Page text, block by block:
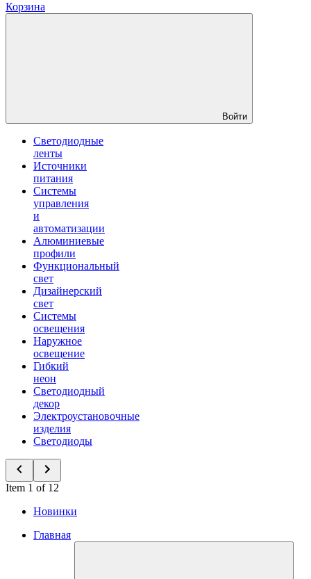
Корзина
Войти
Светодиодные
ленты
Источники
питания
Системы
управления
и
автоматизации
Алюминиевые
профили
Функциональный
свет
Дизайнерский
свет
Системы
освещения
Наружное
освещение
Гибкий
неон
Светодиодный
декор
Электроустановочные
изделия
Светодиоды
Item 1 of 12
Новинки
Главная